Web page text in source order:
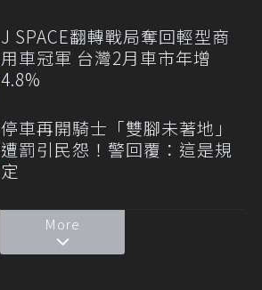
J SPACE翻轉戰局奪回輕型商
用車冠軍 台灣2月車市年增
4.8%
停車再開騎士「雙腳未著地」
遭罰引民怨！警回覆：這是規
定
More